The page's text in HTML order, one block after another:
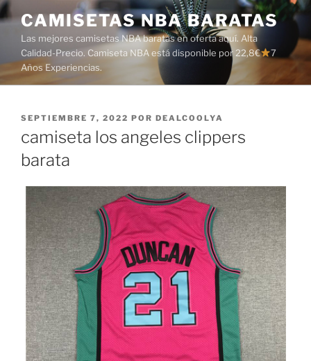
Saltar
al
contenido
CAMISETAS NBA BARATAS
Las mejores camisetas NBA baratas en oferta aquí. Alta
Calidad-Precio. Camiseta NBA está disponible por 22,8€
7
Años Experiencias.
PUBLICADO
SEPTIEMBRE 7, 2022 POR DEALCOOLYA
camiseta los angeles clippers
barata